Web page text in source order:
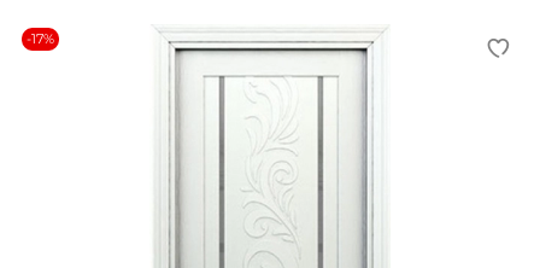
-17%